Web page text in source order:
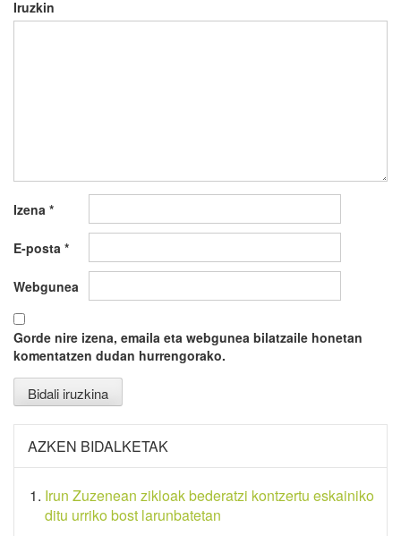
Iruzkin
Izena *
E-posta *
Webgunea
Gorde nire izena, emaila eta webgunea bilatzaile honetan
komentatzen dudan hurrengorako.
AZKEN BIDALKETAK
Irun Zuzenean zikloak bederatzi kontzertu eskainiko
ditu urriko bost larunbatetan